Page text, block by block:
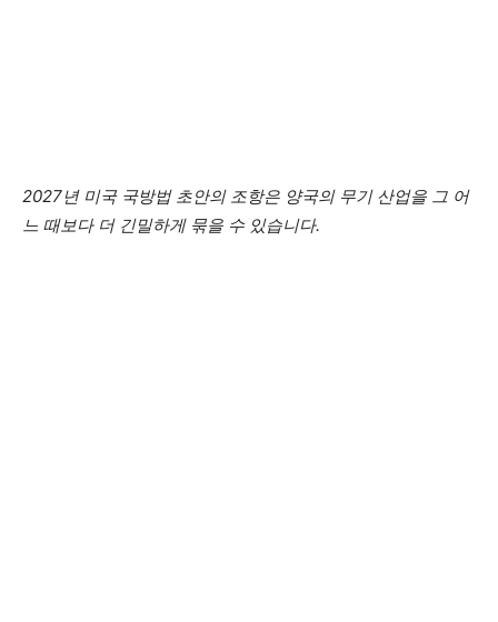
2027년 미국 국방법 초안의 조항은 양국의 무기 산업을 그 어
느 때보다 더 긴밀하게 묶을 수 있습니다.